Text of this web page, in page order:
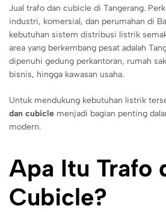
Jual trafo dan cubicle di Tangerang.
industri, komersial, dan perumahan di
kebutuhan sistem distribusi listrik
area yang berkembang pesat adalah
dipenuhi gedung perkantoran, rumah
bisnis, hingga kawasan usaha.
Untuk mendukung kebutuhan listrik
dan cubicle menjadi bagian penting
modern.
Apa Itu Trafo
Cubicle?